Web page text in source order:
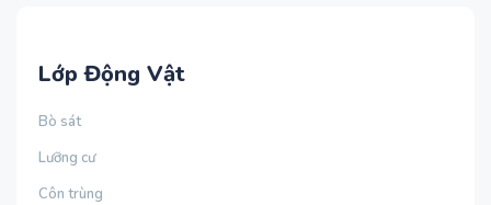
Lớp Động Vật
Bò sát
Lưỡng cư
Côn trùng